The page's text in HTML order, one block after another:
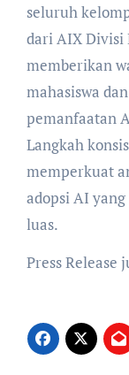
seluruh
dari AIX Divisi
memberikan
mahasiswa
pemanfaatan
Langkah
memperkuat
adopsi AI
luas.
Press Release